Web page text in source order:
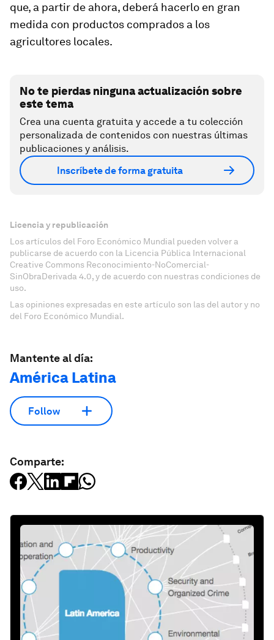
que, a partir de ahora, deberá hacerlo en gran
medida con productos comprados a los
agricultores locales.
No te pierdas ninguna actualización sobre
este tema
Crea una cuenta gratuita y accede a tu colección
personalizada de contenidos con nuestras últimas
publicaciones y análisis.
Inscríbete de forma gratuita
Licencia y republicación
Los artículos del Foro Económico Mundial pueden volver a
publicarse de acuerdo con la Licencia Pública Internacional
Creative Commons Reconocimiento-NoComercial-
SinObraDerivada 4.0, y de acuerdo con nuestras condiciones de
uso.
Las opiniones expresadas en este artículo son las del autor y no
del Foro Económico Mundial.
Mantente al día:
América Latina
Follow
Comparte: